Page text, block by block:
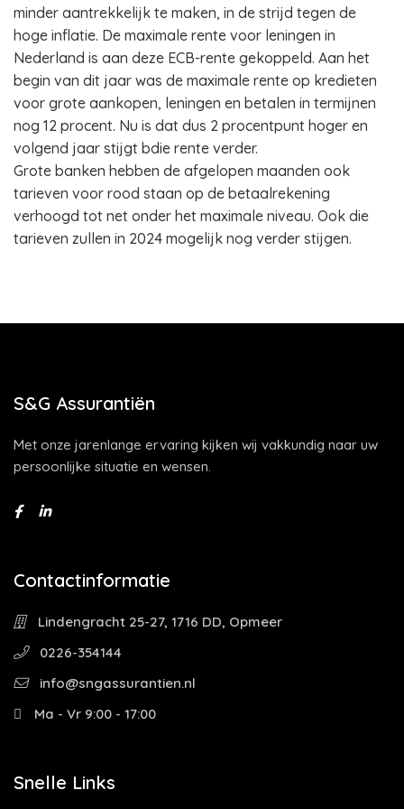
minder aantrekkelijk te maken, in de strijd tegen de
hoge inflatie. De maximale rente voor leningen in
Nederland is aan deze ECB-rente gekoppeld. Aan het
begin van dit jaar was de maximale rente op kredieten
voor grote aankopen, leningen en betalen in termijnen
nog 12 procent. Nu is dat dus 2 procentpunt hoger en
volgend jaar stijgt bdie rente verder.
Grote banken hebben de afgelopen maanden ook
tarieven voor rood staan op de betaalrekening
verhoogd tot net onder het maximale niveau. Ook die
tarieven zullen in 2024 mogelijk nog verder stijgen.
S&G Assurantiën
Met onze jarenlange ervaring kijken wij vakkundig naar uw
persoonlijke situatie en wensen.
Contactinformatie
Lindengracht 25-27, 1716 DD, Opmeer
0226-354144
info@sngassurantien.nl
Ma - Vr 9:00 - 17:00
Snelle Links